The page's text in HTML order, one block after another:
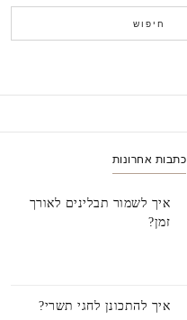
חיפוש
כתבות אחרונות
איך לשמור תבלינים לאורך
זמן?
איך להתכונן לחגי תשרי?